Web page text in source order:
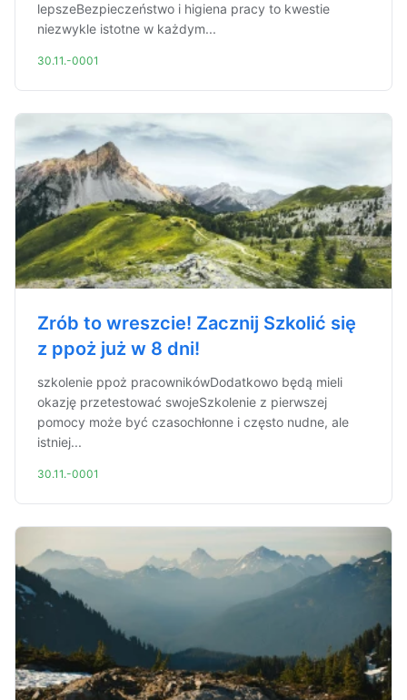
lepszeBezpieczeństwo i higiena pracy to kwestie
niezwykle istotne w każdym...
30.11.-0001
Zrób to wreszcie! Zacznij Szkolić się
z ppoż już w 8 dni!
szkolenie ppoż pracownikówDodatkowo będą mieli
okazję przetestować swojeSzkolenie z pierwszej
pomocy może być czasochłonne i często nudne, ale
istniej...
30.11.-0001